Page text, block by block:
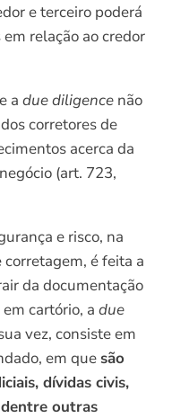
e terceiro poderá
relação ao credor
a due diligencenão
corretores de
acerca da
(art. 723,
e risco, na
é feita a
da documentação
cartório, a due
vez, consiste em
em que são
dívidas civis,
outras